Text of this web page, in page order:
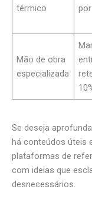
térmico
Mão de obra
especializada
Se deseja
há conteúdos úteis
plataformas de
com ideias que
desnecessários.